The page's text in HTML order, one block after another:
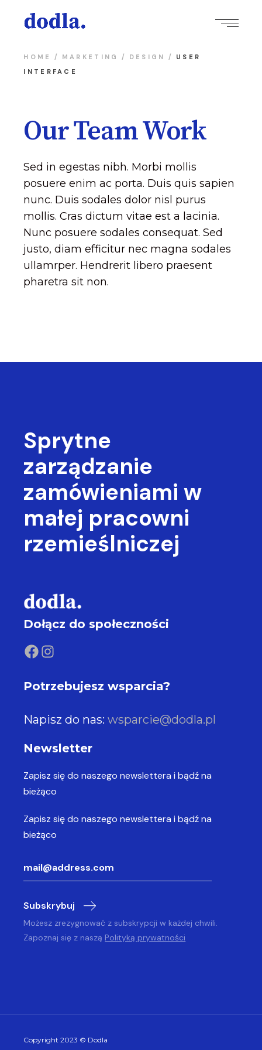
HOME MARKETING DESIGN
USER
INTERFACE
Our Team Work
Sed in egestas nibh. Morbi mollis
posuere enim ac porta. Duis quis sapien
nunc. Duis sodales dolor nisl purus
mollis. Cras dictum vitae est a lacinia.
Nunc posuere sodales consequat. Sed
justo, diam efficitur nec magna sodales
ullamrper. Hendrerit libero praesent
pharetra sit non.
Sprytne
zarządzanie
zamówieniami w
małej pracowni
rzemieślniczej
Dołącz do społeczności
Potrzebujesz wsparcia?
Napisz do nas:wsparcie@dodla.pl
Newsletter
Zapisz się do naszego newsletterai bądź na
bieżąco
Zapisz się do naszego newsletterai bądź na
bieżąco
Subskrybuj
Możesz zrezygnować z subskrypcji w każdej chwili.
Zapoznaj się z naszą Polityką prywatności
Copyright 2023 © Dodla